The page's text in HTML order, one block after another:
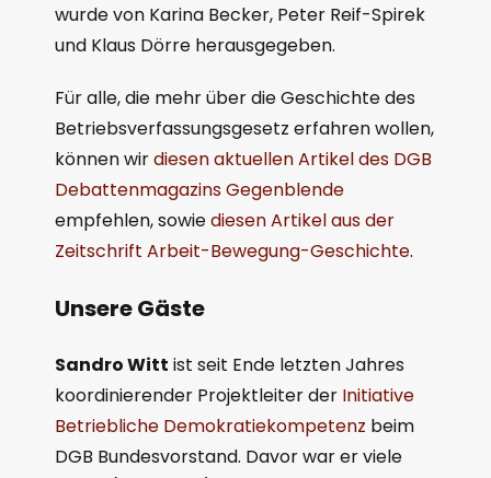
wurde von Karina Becker, Peter Reif-Spirek
und Klaus Dörre herausgegeben.
Für alle, die mehr über die Geschichte des
Betriebsverfassungsgesetz erfahren wollen,
können wirdiesen aktuellen Artikel des DGB
Debattenmagazins Gegenblende
empfehlen, sowiediesen Artikel aus der
Zeitschrift Arbeit-Bewegung-Geschichte.
Unsere Gäste
Sandro Witt ist seit Ende letzten Jahres
koordinierender Projektleiter der Initiative
Betriebliche Demokratiekompetenz beim
DGB Bundesvorstand. Davor war er viele